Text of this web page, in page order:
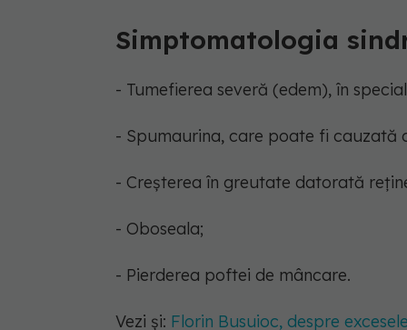
Simptomatologia
- Tumefierea severă (edem), în
- Spumaurina, care poate fi cauzată
- Creșterea în greutate datorată
- Oboseala;
- Pierderea poftei de mâncare.
Vezi și: Florin Busuioc, despre